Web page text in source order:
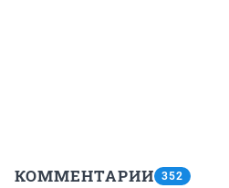
КОММЕНТАРИИ 352